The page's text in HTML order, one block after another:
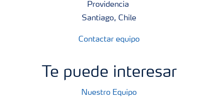
Providencia
Santiago, Chile
Contactar equipo
Te puede interesar
Nuestro Equipo